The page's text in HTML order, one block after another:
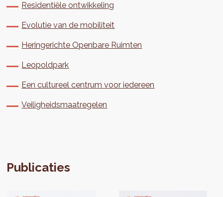
Residentiële ontwikkeling
Evolutie van de mobiliteit
Heringerichte Openbare Ruimten
Leopoldpark
Een cultureel centrum voor iedereen
Veiligheidsmaatregelen
Publicaties